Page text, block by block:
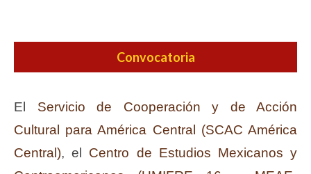
Convocatoria
El Servicio de Cooperación y de Acción
Cultural para América Central (SCAC América
Central), el Centro de Estudios Mexicanos y